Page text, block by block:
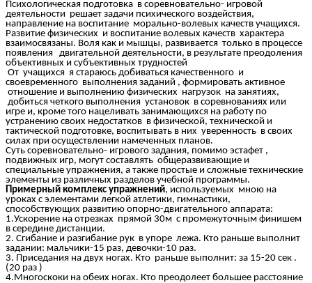
Психологическая подготовка в соревновательно- игровой
деятельности решает задачи психического воздействия,
направление на воспитание морально-волевых качеств учащихся.
Развитие физических и воспитание волевых качеств характера
взаимосвязаны. Воля как и мышцы, развивается только в процессе
появления двигательной деятельности, в результате преодоления
объективных и субъективных трудностей
От учащихся я стараюсь добиваться качественного и
своевременного выполнения заданий , формировать активное
отношение и выполнению физических нагрузок на занятиях,
добиться четкого выполнения установок в соревнованиях или
игре и, кроме того нацеливать занимающихся на работу по
устранению своих недостатков в физической, технической и
тактической подготовке, воспитывать в них уверенность в своих
силах при осуществлении намеченных планов.
Суть соревновательно- игрового задания, помимо эстафет ,
подвижных игр, могут составлять общеразвивающие и
специальные упражнения, а также простые и сложные технические
элементы из различных разделов учебной программы.
Примерный комплекс упражнений, используемых мною на
уроках с элементами легкой атлетики, гимнастики,
способствующих развитию опорно-двигательного аппарата:
1.Ускорение на отрезках прямой 30м с промежуточным финишем
в середине дистанции.
2. Сгибание и разгибание рук в упоре лежа. Кто раньше выполнит
задании: мальчики-15 раз, девочки-10 раз.
3. Приседания на двух ногах. Кто раньше выполнит: за 15-20 сек .
(20 раз )
4.Многоскоки на обеих ногах. Кто преодолеет большее расстояние